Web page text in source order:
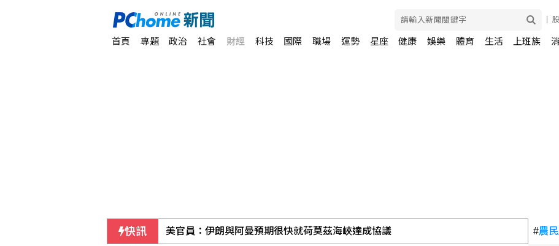
首頁 專題 政治 社會 財經 科技 國際 職場 運勢 星座 健康 娛樂 體育 生活 上班族
快訊 美官員：伊朗與阿曼預期很快就荷莫茲海峽達成協議 #農